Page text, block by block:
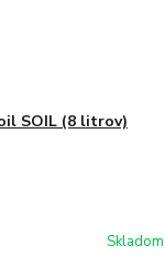
SOIL (8 litrov)
Skladom